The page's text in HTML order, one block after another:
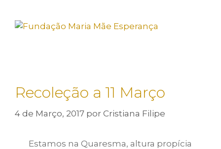
para
Recoleção a 11 Março
4 de Março, 2017 por Cristiana Filipe
Estamos na Quaresma, altura propícia